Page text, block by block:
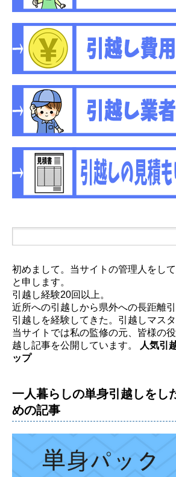
初めまして。当サイトの管理人をし
と申します。
引越し経験20回以上。
近所への引越しから県外への長距離
引越しを経験してきた。引越しマスタ
当サイトでは私の監修の元、皆様の
越し記事を公開しています。
人気引
ップ
一人暮らしの単身引越しをし
めの記事